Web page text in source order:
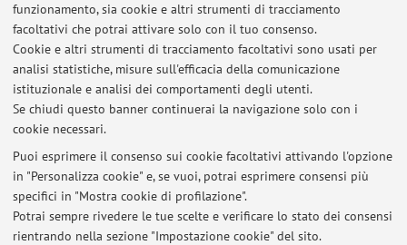
funzionamento, sia cookie e altri strumenti di tracciamento
facoltativi che potrai attivare solo con il tuo consenso.
Cookie e altri strumenti di tracciamento facoltativi sono usati per
analisi statistiche, misure sull'efficacia della comunicazione
istituzionale e analisi dei comportamenti degli utenti.
Se chiudi questo banner continuerai la navigazione solo con i
cookie necessari.
Puoi esprimere il consenso sui cookie facoltativi attivando l'opzione
in "Personalizza cookie" e, se vuoi, potrai esprimere consensi più
specifici in "Mostra cookie di profilazione".
Potrai sempre rivedere le tue scelte e verificare lo stato dei consensi
rientrando nella sezione "Impostazione cookie" del sito.
Ultimi avvisi
Al momento non sono presenti avvisi.
Area riservata
Accedi tramiteloginper gestire tutti i contenuti del sito.